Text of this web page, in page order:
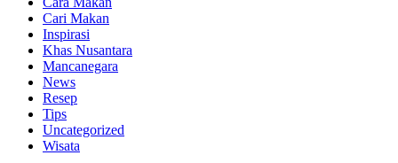
Cari Makan
Inspirasi
Khas Nusantara
Mancanegara
News
Resep
Tips
Uncategorized
Wisata